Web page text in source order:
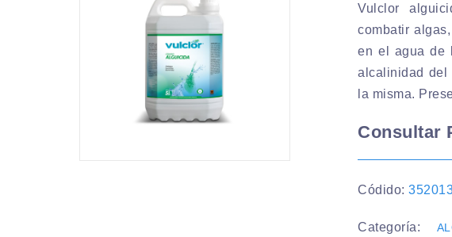
Vulclor
combatir
en el agua de
alcalinidad del
la misma.
Consultar
Códido:
Categoría: